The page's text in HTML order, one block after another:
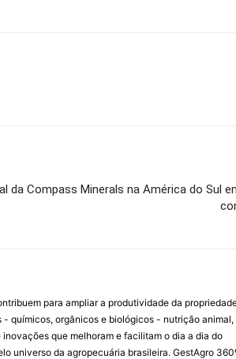
da Compass Minerals na América do Sul
para ampliar a produtividade da
químicos, orgânicos e biológicos - nutrição
que melhoram e facilitam o dia a dia do
universo da agropecuária brasileira. GestAgro